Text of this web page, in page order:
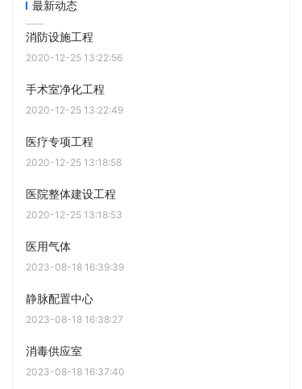
最新动态
消防设施工程
2020-12-25 13:22:56
手术室净化工程
2020-12-25 13:22:49
医疗专项工程
2020-12-25 13:18:58
医院整体建设工程
2020-12-25 13:18:53
医用气体
2023-08-18 16:39:39
静脉配置中心
2023-08-18 16:38:27
消毒供应室
2023-08-18 16:37:40